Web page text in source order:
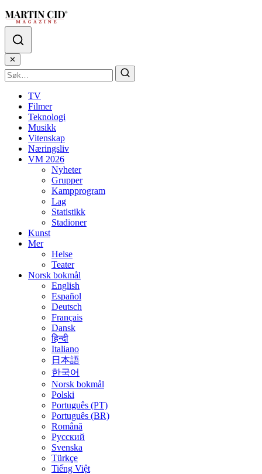
✕
TV
Filmer
Teknologi
Musikk
Vitenskap
Næringsliv
VM 2026
Nyheter
Grupper
Kampprogram
Lag
Statistikk
Stadioner
Kunst
Mer
Helse
Teater
Norsk bokmål
English
Español
Deutsch
Français
Dansk
हिन्दी
Italiano
日本語
한국어
Norsk bokmål
Polski
Português (PT)
Português (BR)
Română
Русский
Svenska
Türkçe
Tiếng Việt